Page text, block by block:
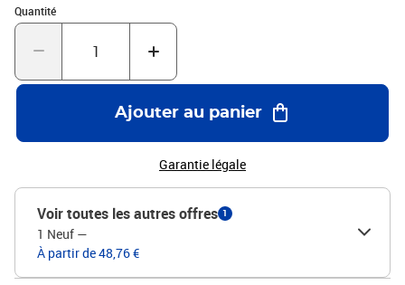
Quantité
Quantité : 1
Ajouter au panier
Garantie légale
Voir toutes les autres offres 1
1 Neuf —
À partir de 48,76 €